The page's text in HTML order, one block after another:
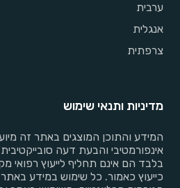
ערבית
אנגלית
צרפתית
מדיניות ותנאי שימוש
המידע והתוכן המוצגים באתר זה
אינפורמטיבי והבעת דעה
בלבד הם אינם תחליף לייעוץ רפואי
כייעוץ כאמור. כל שימוש במידע